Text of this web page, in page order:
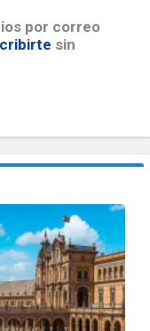
por correo
sin